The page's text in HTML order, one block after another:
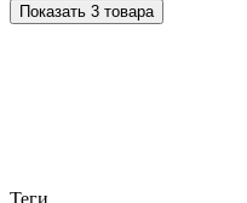
Показать 3 товара